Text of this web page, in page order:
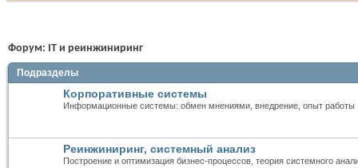
Форум: IT и реинжиниринг
Подразделы
Корпоративные системы
Информационные системы: обмен мнениями, внедрение, опыт работы
Реинжиниринг, системный анализ
Построение и оптимизация бизнес-процессов, теория системного